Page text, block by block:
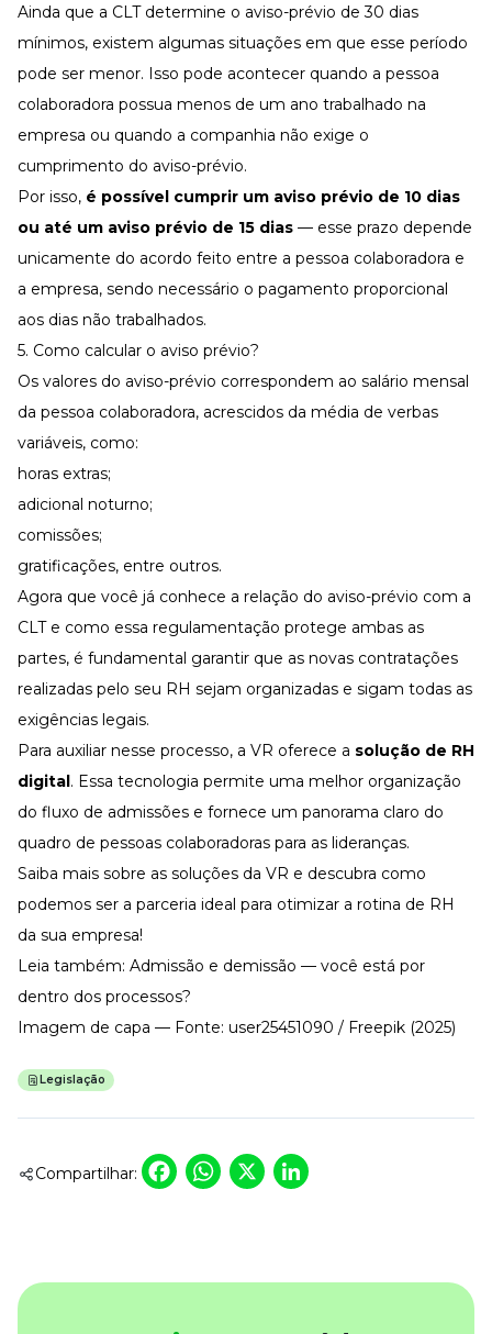
Ainda que a CLT determine o aviso-prévio de 30 dias
mínimos, existem algumas situações em que esse período
pode ser menor. Isso pode acontecer quando a pessoa
colaboradora possua menos de um ano trabalhado na
empresa ou quando a companhia não exige o
cumprimento do aviso-prévio.
Por isso, é possível cumprir um aviso prévio de 10 dias
ou até um aviso prévio de 15 dias — esse prazo depende
unicamente do acordo feito entre a pessoa colaboradora e
a empresa, sendo necessário o pagamento proporcional
aos dias não trabalhados.
5. Como calcular o aviso prévio?
Os valores do aviso-prévio correspondem ao salário mensal
da pessoa colaboradora, acrescidos da média de verbas
variáveis, como:
horas extras;
adicional noturno;
comissões;
gratificações, entre outros.
Agora que você já conhece a relação do aviso-prévio com a
CLT e como essa regulamentação protege ambas as
partes, é fundamental garantir que as novas contratações
realizadas pelo seu RH sejam organizadas e sigam todas as
exigências legais.
Para auxiliar nesse processo, a VR oferece a solução de RH
digital. Essa tecnologia permite uma melhor organização
do fluxo de admissões e fornece um panorama claro do
quadro de pessoas colaboradoras para as lideranças.
Saiba mais sobre as soluções da VR e descubra como
podemos ser a parceria ideal para otimizar a rotina de RH
da sua empresa!
Leia também: Admissão e demissão — você está por
dentro dos processos?
Imagem de capa — Fonte: user25451090 / Freepik (2025)
Legislação
Compartilhar: Facebook
WhatsApp
X